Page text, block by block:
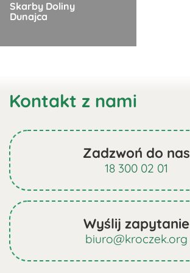
można
Skarby Doliny
Dunajca
wiele
Opcje
można
wybrać
na
produktu
Kontakt z nami
Zadzwoń do nas
18 300 02 01
Wyślij zapytanie
biuro@kroczek.org